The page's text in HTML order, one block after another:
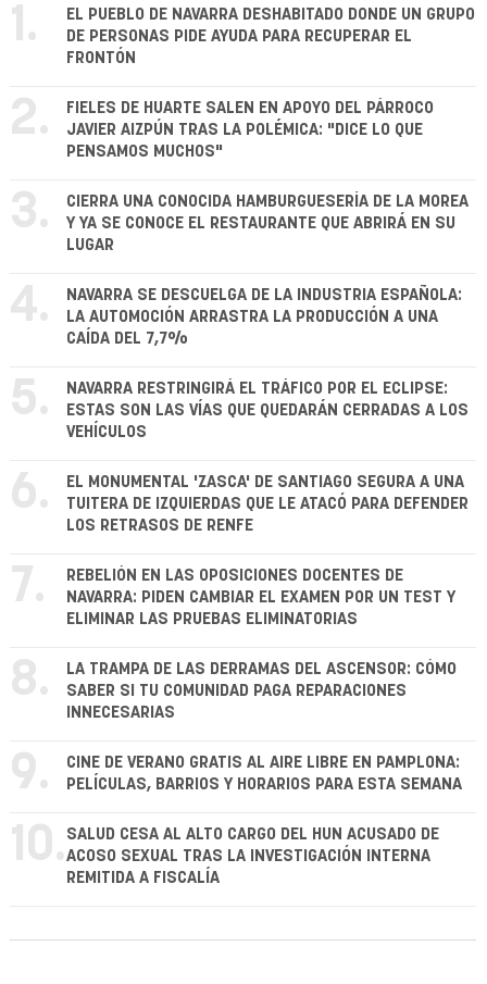
1.
EL PUEBLO DE NAVARRA DESHABITADO DONDE UN GRUPO
DE PERSONAS PIDE AYUDA PARA RECUPERAR EL
FRONTÓN
2.
FIELES DE HUARTE SALEN EN APOYO DEL PÁRROCO
JAVIER AIZPÚN TRAS LA POLÉMICA: "DICE LO QUE
PENSAMOS MUCHOS"
3.
CIERRA UNA CONOCIDA HAMBURGUESERÍA DE LA MOREA
Y YA SE CONOCE EL RESTAURANTE QUE ABRIRÁ EN SU
LUGAR
4.
NAVARRA SE DESCUELGA DE LA INDUSTRIA ESPAÑOLA:
LA AUTOMOCIÓN ARRASTRA LA PRODUCCIÓN A UNA
CAÍDA DEL 7,7%
5.
NAVARRA RESTRINGIRÁ EL TRÁFICO POR EL ECLIPSE:
ESTAS SON LAS VÍAS QUE QUEDARÁN CERRADAS A LOS
VEHÍCULOS
6.
EL MONUMENTAL 'ZASCA' DE SANTIAGO SEGURA A UNA
TUITERA DE IZQUIERDAS QUE LE ATACÓ PARA DEFENDER
LOS RETRASOS DE RENFE
7.
REBELIÓN EN LAS OPOSICIONES DOCENTES DE
NAVARRA: PIDEN CAMBIAR EL EXAMEN POR UN TEST Y
ELIMINAR LAS PRUEBAS ELIMINATORIAS
8.
LA TRAMPA DE LAS DERRAMAS DEL ASCENSOR: CÓMO
SABER SI TU COMUNIDAD PAGA REPARACIONES
INNECESARIAS
9.
CINE DE VERANO GRATIS AL AIRE LIBRE EN PAMPLONA:
PELÍCULAS, BARRIOS Y HORARIOS PARA ESTA SEMANA
10. SALUD CESA AL ALTO CARGO DEL HUN ACUSADO DE
ACOSO SEXUAL TRAS LA INVESTIGACIÓN INTERNA
REMITIDA A FISCALÍA